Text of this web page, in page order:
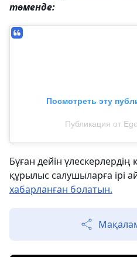
төменде:
Посмотреть эту
Публикация от
Бұған дейін
құрылыс салушыларға ірі
хабарланған болатын.